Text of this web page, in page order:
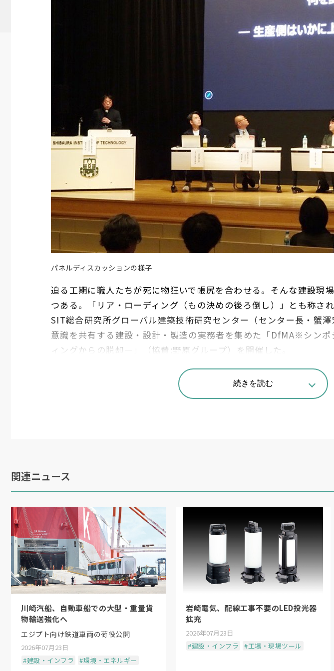
パネルディスカッションの様子
迫る工期に職人たちが死に物狂いで帳尻を合わせる。そんな建設現
つある。「リア・ローディング（もの決めの後ろ倒し）」とも称さ
SIT総合研究所グローバル建築技術研究センター（センター長・蟹
意識を共有する建設・設計・製造の実務者を集めた「DfMA※シン
ィングからの脱却—」（協賛:野原グループ）を開催した。
※DfMA:Design for Manufacturing and Assembly。製造と組立のための設計
事例発表には安藤ハザマ、長谷工コーポレーション、カワトT.P.C.
ッシの建具ルールをBIMパーツに組み込むことで、設計者がパラメー
ーカーへ情報連携が自動化される仕組みを構築。昨年9月には、茨
ルと工場ロボットを連携した内床用のPCa工場を稼働するなど、工
力を入れる。
野原グループはBIM活用基盤「BuildApp」を通じた「製作加工連携
年から提供を始めた建具工事向けサービスでは、設計データから製
図）の作成工程を自動化・省力化することで、上流と下流のデータ
に、施工・製造現場の手間や不具合を解消する。製作工場における
「全体のリードタイムの半減」も見込まれるという。
■発注者側の意識改革も
続きを読む
関連ニュース
川崎汽船、自動車船での大型・重量貨
物輸送強化へ
エジプト向け鉄道車両の荷役公開
2026年07月23日
#建設・インフラ
#環境・エネルギー
岩崎電気、配線工事不要のLED投光器
拡充
2026年07月23日
#建設・インフラ
#工場・現場ツール